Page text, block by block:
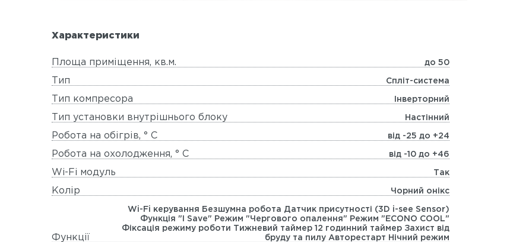
Характеристики
Площа приміщення, кв.м. до 50
Тип Спліт-система
Тип компресора Інверторний
Тип установки внутрішнього блоку Настінний
Робота на обігрів, ° C від -25 до +24
Робота на охолодження, ° C від -10 до +46
Wi-Fi модуль Так
Колір Чорний онікс
Функції
Wi-Fi керування Безшумна робота Датчик присутності (3D i-see Sensor)
Функція "I Save" Режим "Чергового опалення" Режим "ECONO COOL"
Фіксація режиму роботи Тижневий таймер 12 годинний таймер Захист від
бруду та пилу Авторестарт Нічний режим